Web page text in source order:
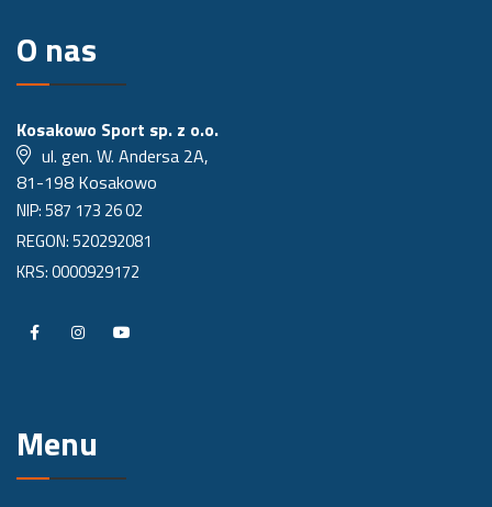
O nas
Kosakowo Sport sp. z o.o.
ul. gen. W. Andersa 2A,
81-198 Kosakowo
NIP: 587 173 26 02
REGON: 520292081
KRS: 0000929172
P
f
P
f
Menu